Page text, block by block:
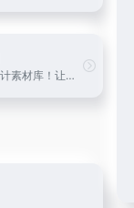
不一样的设计素材库！让自己的设计与众不同！